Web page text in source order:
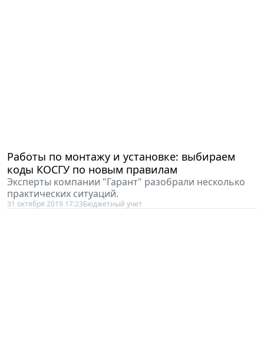
коды КОСГУ по новым правилам
Эксперты компании "Гарант" разобрали несколько
практических ситуаций.
31 октября 2019 17:23Бюджетный учет